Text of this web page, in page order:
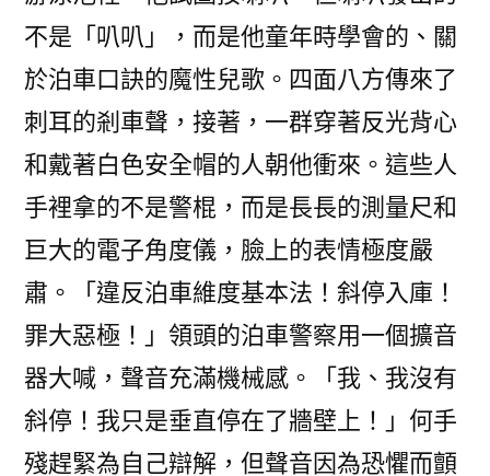
不是「叭叭」，而是他童年時學會的、關
於泊車口訣的魔性兒歌。四面八方傳來了
刺耳的剎車聲，接著，一群穿著反光背心
和戴著白色安全帽的人朝他衝來。這些人
手裡拿的不是警棍，而是長長的測量尺和
巨大的電子角度儀，臉上的表情極度嚴
肅。「違反泊車維度基本法！斜停入庫！
罪大惡極！」領頭的泊車警察用一個擴音
器大喊，聲音充滿機械感。「我、我沒有
斜停！我只是垂直停在了牆壁上！」何手
殘趕緊為自己辯解，但聲音因為恐懼而顫